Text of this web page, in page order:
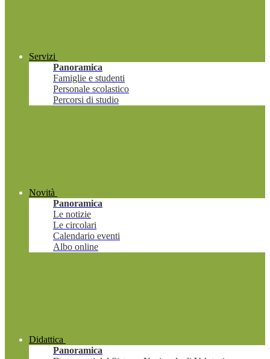
Servizi
Panoramica
Famiglie e studenti
Personale scolastico
Percorsi di studio
Novità
Panoramica
Le notizie
Le circolari
Calendario eventi
Albo online
Didattica
Panoramica